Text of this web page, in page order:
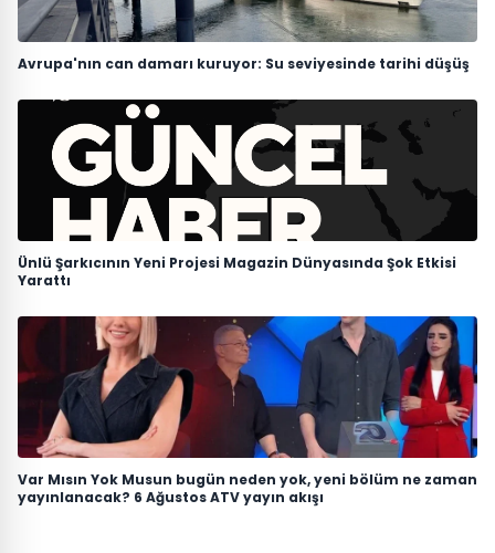
Avrupa'nın can damarı kuruyor: Su seviyesinde tarihi düşüş
Ünlü Şarkıcının Yeni Projesi Magazin Dünyasında Şok Etkisi
Yarattı
Var Mısın Yok Musun bugün neden yok, yeni bölüm ne zaman
yayınlanacak? 6 Ağustos ATV yayın akışı